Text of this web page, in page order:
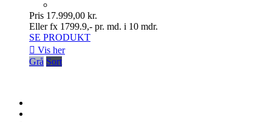
Pris 17.999,00 kr.
Eller fx 1799.9,- pr. md. i 10 mdr.
SE PRODUKT
 Vis her
Grå Sort